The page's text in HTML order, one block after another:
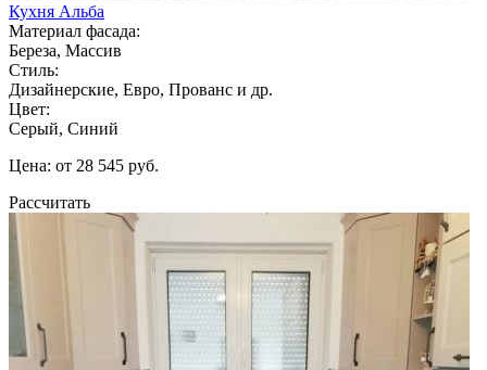
Кухня Альба
Материал фасада:
Береза, Массив
Стиль:
Дизайнерские, Евро, Прованс и др.
Цвет:
Серый, Синий
Цена: от 28 545 руб.
Рассчитать